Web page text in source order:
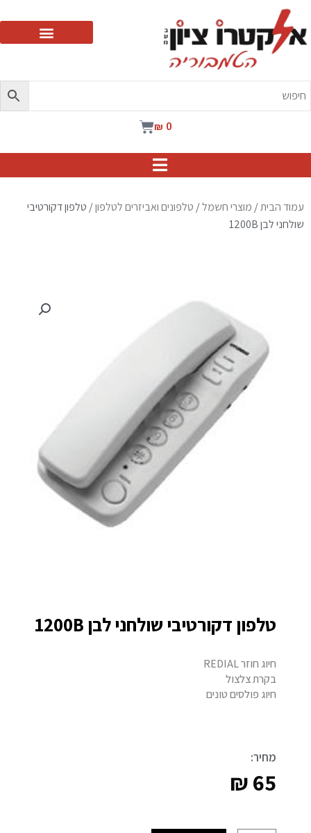
₪ 0
עגלת
עמוד הבית/ מוצרי חשמל/ טלפונים ואביזרים לטלפון/ טלפון דקורטיבי
שולחני לבן 1200B
טלפון דקורטיבי שולחני לבן 1200B
חיוג חוזר REDIAL
בקרת צלצול
חיוג פולסים טונים
מחיר:
₪65